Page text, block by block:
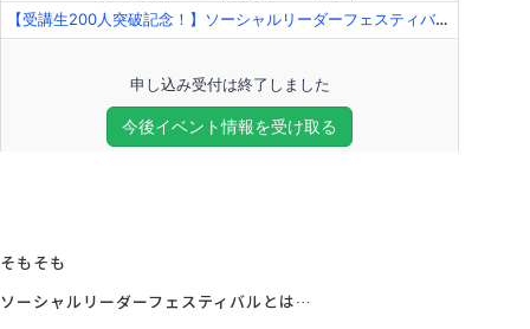
お問い合わせ
そもそも
ソーシャルリーダーフェスティバルとは…